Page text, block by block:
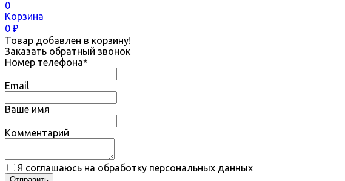
0
Корзина
0 ₽
Товар добавлен в корзину!
Заказать обратный звонок
Номер телефона*
Email
Ваше имя
Комментарий
Я соглашаюсь на обработку персональных данных